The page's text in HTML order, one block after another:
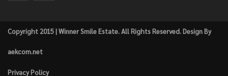
Copyright 2015 | Winner Smile Estate. All Rights Reserved. Design By
aekcom.net
Privacy Policy